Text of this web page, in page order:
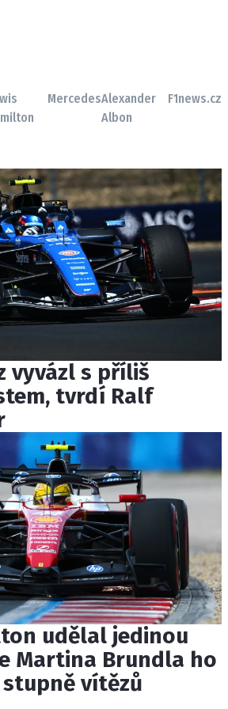
MercedesAlexander
Albon
F1news.cz
vyvázl s příliš
tvrdí Ralf
udělal jedinou
Martina Brundla ho
vítězů